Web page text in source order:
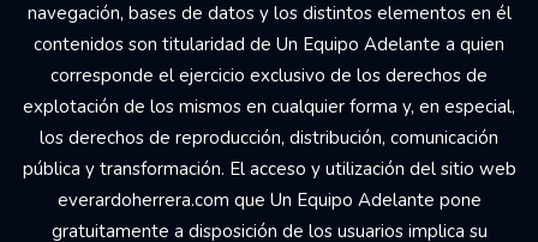
navegación, bases de datos y los distintos elementos en él
contenidos son titularidad de Un Equipo Adelante a quien
corresponde el ejercicio exclusivo de los derechos de
explotación de los mismos en cualquier forma y, en especial,
los derechos de reproducción, distribución, comunicación
pública y transformación. El acceso y utilización del sitio web
everardoherrera.com que Un Equipo Adelante pone
gratuitamente a disposición de los usuarios implica su